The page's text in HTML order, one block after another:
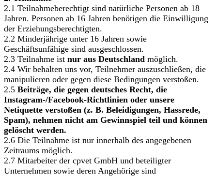
2.1 Teilnahmeberechtigt sind natürliche Personen ab 18
Jahren. Personen ab 16 Jahren benötigen die Einwilligung
der Erziehungsberechtigten.
2.2 Minderjährige unter 16 Jahren sowie
Geschäftsunfähige sind ausgeschlossen.
2.3 Teilnahme ist nur aus Deutschland möglich.
2.4 Wir behalten uns vor, Teilnehmer auszuschließen, die
manipulieren oder gegen diese Bedingungen verstoßen.
2.5 Beiträge, die gegen deutsches Recht, die
Instagram-/Facebook-Richtlinien oder unsere
Netiquette verstoßen (z. B. Beleidigungen, Hassrede,
Spam), nehmen nicht am Gewinnspiel teil und können
gelöscht werden.
2.6 Die Teilnahme ist nur innerhalb des angegebenen
Zeitraums möglich.
2.7 Mitarbeiter der cpvet GmbH und beteiligter
Unternehmen sowie deren Angehörige sind